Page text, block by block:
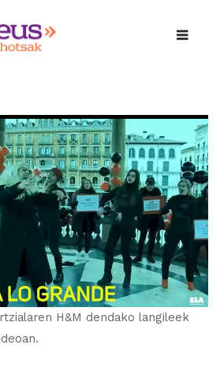
H&M dendako langileek